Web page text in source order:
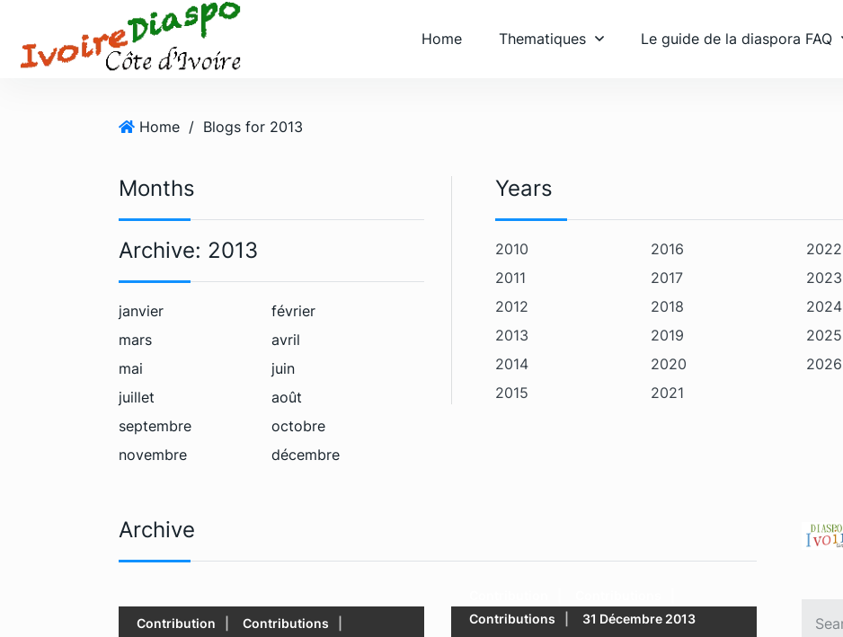
Home Thematiques Le guide de la diaspora FAQ
Home / Blogs for 2013
Months
Archive: 2013
janvier
février
mars
avril
mai
juin
juillet
août
septembre
octobre
novembre
décembre
Years
2010
2011
2012
2013
2014
2015
2016
2017
2018
2019
2020
2021
2022
2023
2024
2025
2026
Archive
Contribution
Contributions
Contributions
31 Décembre 2013